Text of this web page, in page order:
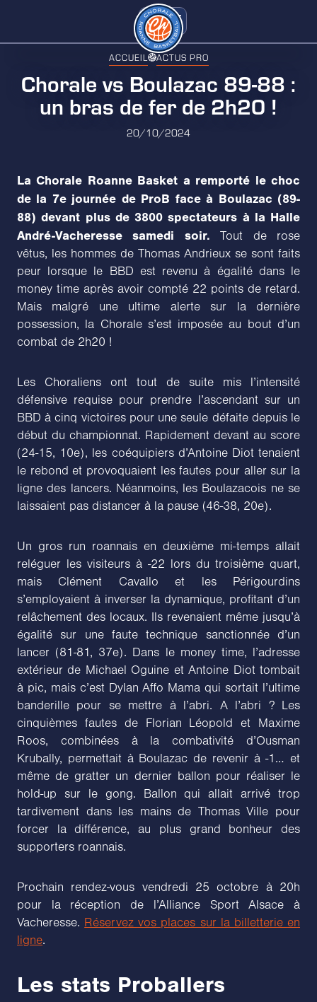
ACCUEIL ACTUS PRO
Chorale vs Boulazac 89-88 :
un bras de fer de 2h20 !
20/10/2024
La Chorale Roanne Basket a remporté le choc
de la 7e journée de ProB face à Boulazac (89-
88) devant plus de 3800 spectateurs à la Halle
André-Vacheresse samedi soir. Tout de rose
vêtus, les hommes de Thomas Andrieux se sont faits
peur lorsque le BBD est revenu à égalité dans le
money time après avoir compté 22 points de retard.
Mais malgré une ultime alerte sur la dernière
possession, la Chorale s’est imposée au bout d’un
combat de 2h20 !
Les Choraliens ont tout de suite mis l’intensité
défensive requise pour prendre l’ascendant sur un
BBD à cinq victoires pour une seule défaite depuis le
début du championnat. Rapidement devant au score
(24-15, 10e), les coéquipiers d’Antoine Diot tenaient
le rebond et provoquaient les fautes pour aller sur la
ligne des lancers. Néanmoins, les Boulazacois ne se
laissaient pas distancer à la pause (46-38, 20e).
Un gros run roannais en deuxième mi-temps allait
reléguer les visiteurs à -22 lors du troisième quart,
mais Clément Cavallo et les Périgourdins
s’employaient à inverser la dynamique, profitant d’un
relâchement des locaux. Ils revenaient même jusqu’à
égalité sur une faute technique sanctionnée d’un
lancer (81-81, 37e). Dans le money time, l’adresse
extérieur de Michael Oguine et Antoine Diot tombait
à pic, mais c’est Dylan Affo Mama qui sortait l’ultime
banderille pour se mettre à l’abri. A l’abri ? Les
cinquièmes fautes de Florian Léopold et Maxime
Roos, combinées à la combativité d’Ousman
Krubally, permettait à Boulazac de revenir à -1… et
même de gratter un dernier ballon pour réaliser le
hold-up sur le gong. Ballon qui allait arrivé trop
tardivement dans les mains de Thomas Ville pour
forcer la différence, au plus grand bonheur des
supporters roannais.
Prochain rendez-vous vendredi 25 octobre à 20h
pour la réception de l’Alliance Sport Alsace à
Vacheresse. Réservez vos places sur la billetterie en
ligne.
Les stats Proballers